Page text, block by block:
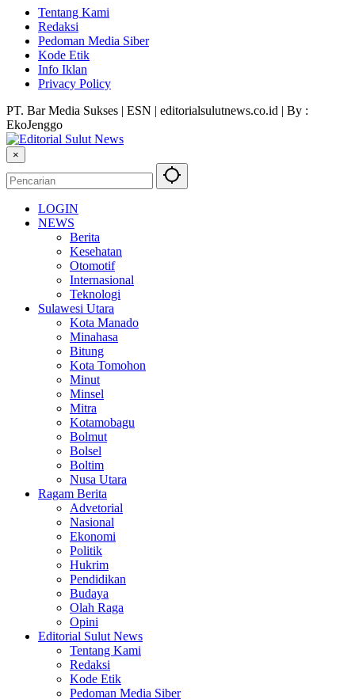
Tentang Kami
Redaksi
Pedoman Media Siber
Kode Etik
Info Iklan
Privacy Policy
PT. Bar Media Sukses | ESN | editorialsulutnews.co.id | By :
EkoJenggo
×
LOGIN
NEWS
Berita
Kesehatan
Otomotif
Internasional
Teknologi
Sulawesi Utara
Kota Manado
Minahasa
Bitung
Kota Tomohon
Minut
Minsel
Mitra
Kotamobagu
Bolmut
Bolsel
Boltim
Nusa Utara
Ragam Berita
Advetorial
Nasional
Ekonomi
Politik
Hukrim
Pendidikan
Budaya
Olah Raga
Opini
Editorial Sulut News
Tentang Kami
Redaksi
Kode Etik
Pedoman Media Siber